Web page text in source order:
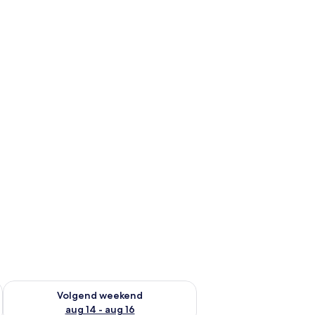
weekend aug 7 - aug 9
Volgend weekend
aug 14 - aug 16
De beschikbaarheid controleren voor volgend weekend aug